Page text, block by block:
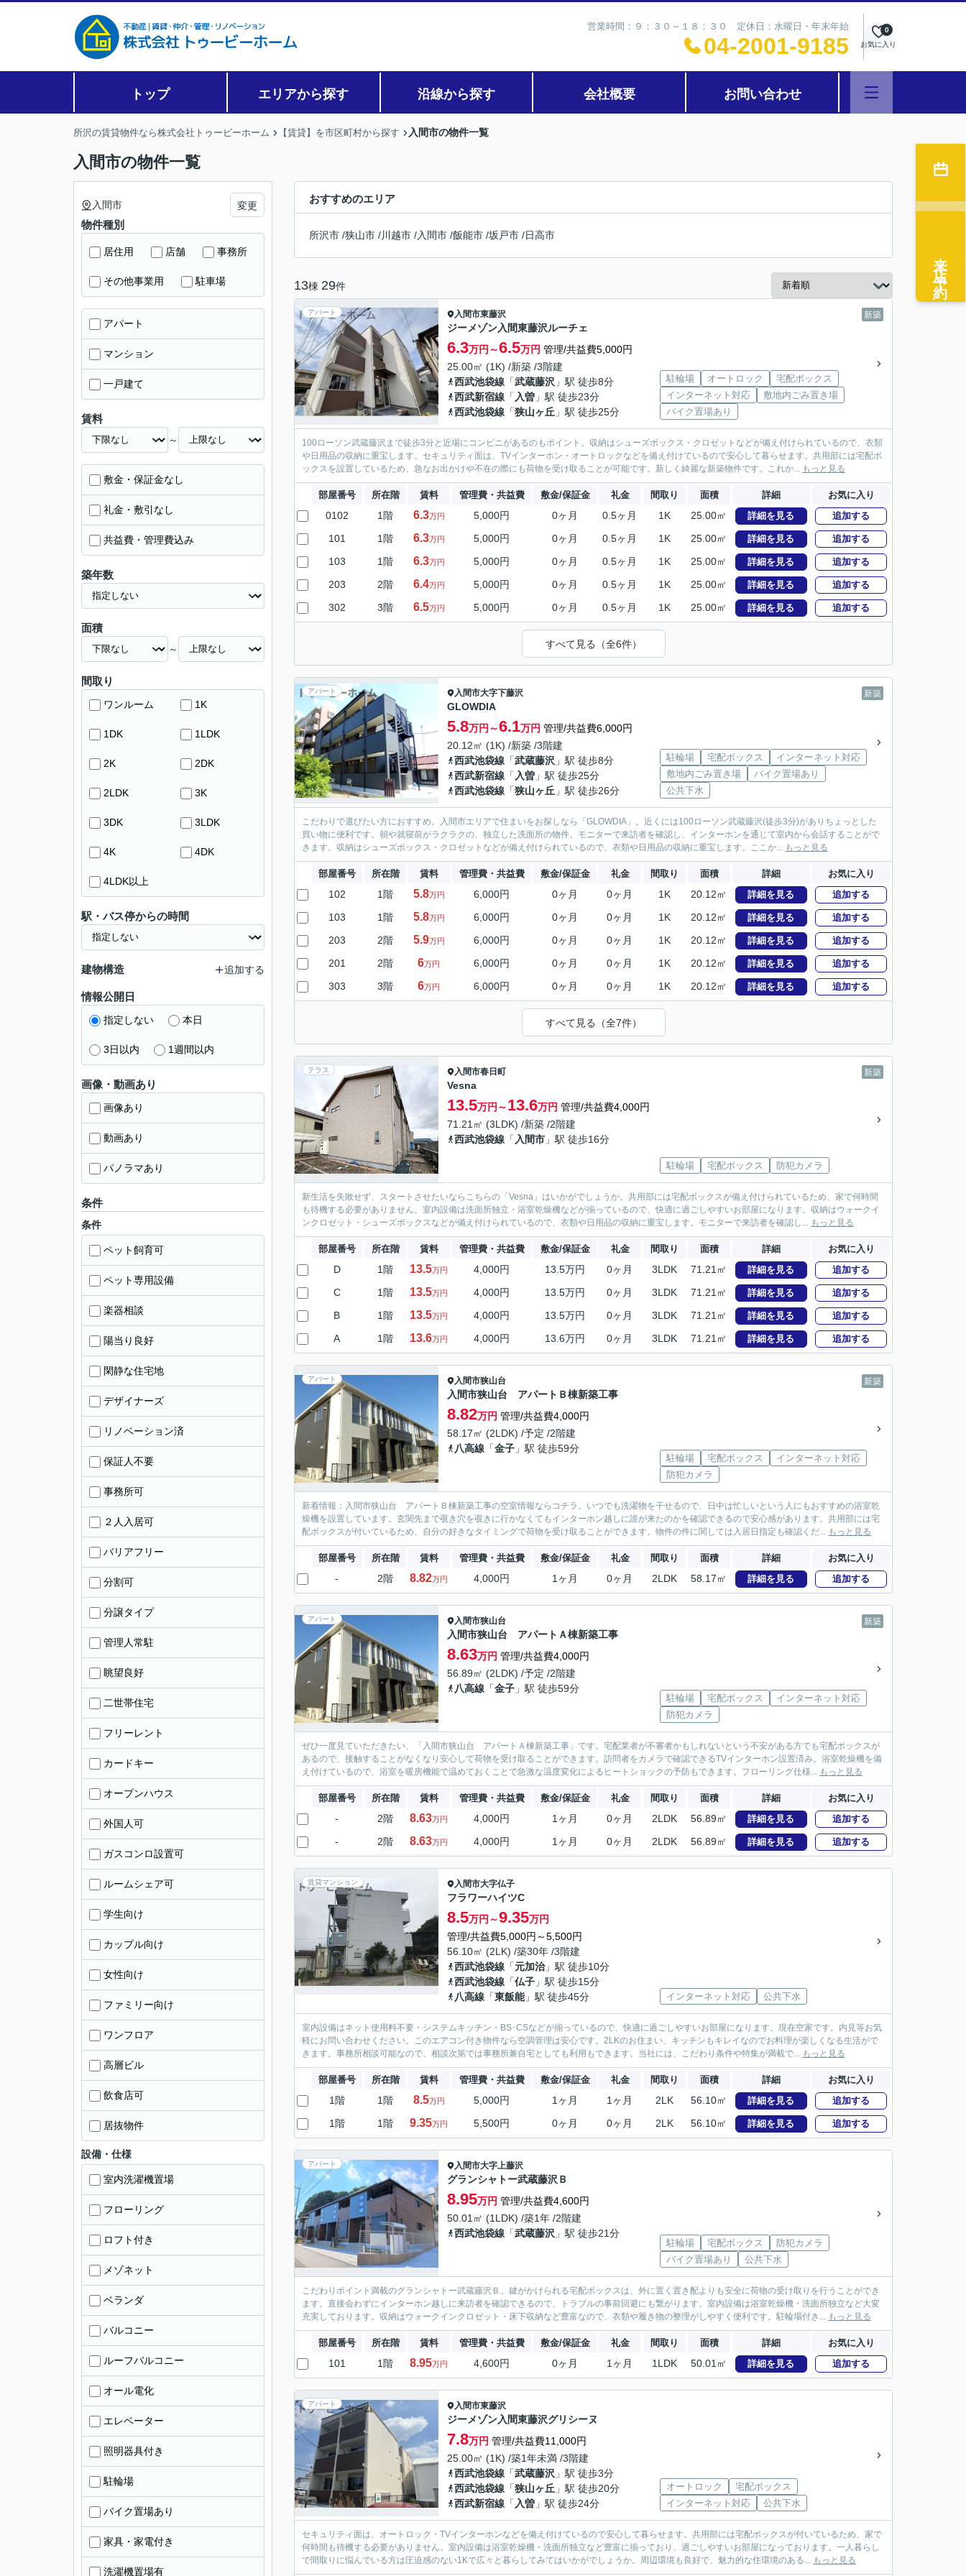
営業時間：９：３０～１８：３０ 定休日：水曜日・年末年始
04-2001-9185 お気に入り
0
トップ エリアから探す 沿線から探す 会社概要 お問い合わせ
所沢の賃貸物件なら株式会社トゥービーホーム 【賃貸】を市区町村から探す 入間市の物件一覧
入間市の物件一覧
おすすめのエリア
所沢市 /狭山市 /川越市 /入間市 /飯能市 /坂戸市 /日高市
13棟 29件
アパート 新築
入間市東藤沢
ジーメゾン入間東藤沢ルーチェ
6.3万円～6.5万円 管理/共益費5,000円
25.00㎡ (1K) /新築 /3階建
西武池袋線 「武蔵藤沢 」駅 徒歩8分
西武新宿線 「 入曽 」駅 徒歩23分
西武池袋線 「狭山ヶ丘 」駅 徒歩25分
駐輪場 オートロック
宅配ボックス
インターネット対応
敷地内ごみ置き場
バイク置場あり
100ローソン武蔵藤沢まで徒歩3分と近場にコンビニがあるのもポイント。収納はシューズボックス・クロゼットなどが備え付けられているので、衣類
や日用品の収納に重宝します。セキュリティ面は、TVインターホン・オートロックなどを備え付けているので安心して暮らせます。共用部には宅配ボ
ックスを設置しているため、急なお出かけや不在の際にも荷物を受け取ることが可能です。新しく綺麗な新築物件です。これか... もっと見る
部屋番号 所在階 賃料 管理費・共益費 敷金/保証金 礼金 間取り 面積 詳細 お気に入り
0102 1階 6.3万円 5,000円 0ヶ月 0.5ヶ月 1K 25.00㎡ 詳細を見る 追加する
101 1階 6.3万円 5,000円 0ヶ月 0.5ヶ月 1K 25.00㎡ 詳細を見る 追加する
103 1階 6.3万円 5,000円 0ヶ月 0.5ヶ月 1K 25.00㎡ 詳細を見る 追加する
203 2階 6.4万円 5,000円 0ヶ月 0.5ヶ月 1K 25.00㎡ 詳細を見る 追加する
302 3階 6.5万円 5,000円 0ヶ月 0.5ヶ月 1K 25.00㎡ 詳細を見る 追加する
すべて見る（全6件）
アパート 新築
入間市大字下藤沢
GLOWDIA
5.8万円～6.1万円 管理/共益費6,000円
20.12㎡ (1K) /新築 /3階建
西武池袋線 「武蔵藤沢 」駅 徒歩8分
西武新宿線 「 入曽 」駅 徒歩25分
西武池袋線 「狭山ヶ丘 」駅 徒歩26分
駐輪場 宅配ボックス
インターネット対応
敷地内ごみ置き場
バイク置場あり
公共下水
こだわりで選びたい方におすすめ。入間市エリアで住まいをお探しなら「GLOWDIA」。近くには100ローソン武蔵藤沢(徒歩3分)がありちょっとした
買い物に便利です。朝や就寝前がラクラクの、独立した洗面所の物件。モニターで来訪者を確認し、インターホンを通じて室内から会話することがで
きます。収納はシューズボックス・クロゼットなどが備え付けられているので、衣類や日用品の収納に重宝します。ここか... もっと見る
部屋番号 所在階 賃料 管理費・共益費 敷金/保証金 礼金 間取り 面積 詳細 お気に入り
102 1階 5.8万円 6,000円 0ヶ月 0ヶ月 1K 20.12㎡ 詳細を見る 追加する
103 1階 5.8万円 6,000円 0ヶ月 0ヶ月 1K 20.12㎡ 詳細を見る 追加する
203 2階 5.9万円 6,000円 0ヶ月 0ヶ月 1K 20.12㎡ 詳細を見る 追加する
201 2階 6万円 6,000円 0ヶ月 0ヶ月 1K 20.12㎡ 詳細を見る 追加する
303 3階 6万円 6,000円 0ヶ月 0ヶ月 1K 20.12㎡ 詳細を見る 追加する
すべて見る（全7件）
テラス 新築
入間市春日町
Vesna
13.5万円～13.6万円 管理/共益費4,000円
71.21㎡ (3LDK) /新築 /2階建
西武池袋線 「 入間市 」駅 徒歩16分
駐輪場 宅配ボックス 防犯カメラ
新生活を失敗せず、スタートさせたいならこちらの「Vesna」はいかがでしょうか。共用部には宅配ボックスが備え付けられているため、家で何時間
も待機する必要がありません。室内設備は洗面所独立・浴室乾燥機などが揃っているので、快適に過ごしやすいお部屋になります。収納はウォークイ
ンクロゼット・シューズボックスなどが備え付けられているので、衣類や日用品の収納に重宝します。モニターで来訪者を確認し... もっと見る
部屋番号 所在階 賃料 管理費・共益費 敷金/保証金 礼金 間取り 面積 詳細 お気に入り
D 1階 13.5万円 4,000円 13.5万円 0ヶ月 3LDK 71.21㎡ 詳細を見る 追加する
C 1階 13.5万円 4,000円 13.5万円 0ヶ月 3LDK 71.21㎡ 詳細を見る 追加する
B 1階 13.5万円 4,000円 13.5万円 0ヶ月 3LDK 71.21㎡ 詳細を見る 追加する
A 1階 13.6万円 4,000円 13.6万円 0ヶ月 3LDK 71.21㎡ 詳細を見る 追加する
アパート 新築
入間市狭山台
入間市狭山台 アパートＢ棟新築工事
8.82万円 管理/共益費4,000円
58.17㎡ (2LDK) /予定 /2階建
八高線 「金子 」駅 徒歩59分
駐輪場 宅配ボックス
インターネット対応
防犯カメラ
新着情報：入間市狭山台 アパートＢ棟新築工事の空室情報ならコチラ。いつでも洗濯物を干せるので、日中は忙しいという人にもおすすめの浴室乾
燥機を設置しています。玄関先まで覗き穴を覗きに行かなくてもインターホン越しに誰が来たのかを確認できるので安心感があります。共用部には宅
配ボックスが付いているため、自分の好きなタイミングで荷物を受け取ることができます。物件の件に関しては入居日指定も確認くだ... もっと見る
部屋番号 所在階 賃料 管理費・共益費 敷金/保証金 礼金 間取り 面積 詳細 お気に入り
- 2階 8.82万円 4,000円 1ヶ月 0ヶ月 2LDK 58.17㎡ 詳細を見る 追加する
アパート 新築
入間市狭山台
入間市狭山台 アパートＡ棟新築工事
8.63万円 管理/共益費4,000円
56.89㎡ (2LDK) /予定 /2階建
八高線 「金子 」駅 徒歩59分
駐輪場 宅配ボックス
インターネット対応
防犯カメラ
ぜひ一度見ていただきたい、「入間市狭山台 アパートＡ棟新築工事」です。宅配業者が不審者かもしれないという不安がある方でも宅配ボックスが
あるので、接触することがなくなり安心して荷物を受け取ることができます。訪問者をカメラで確認できるTVインターホン設置済み。浴室乾燥機を備
え付けているので、浴室を暖房機能で温めておくことで急激な温度変化によるヒートショックの予防もできます。フローリング仕様... もっと見る
部屋番号 所在階 賃料 管理費・共益費 敷金/保証金 礼金 間取り 面積 詳細 お気に入り
- 2階 8.63万円 4,000円 1ヶ月 0ヶ月 2LDK 56.89㎡ 詳細を見る 追加する
- 2階 8.63万円 4,000円 1ヶ月 0ヶ月 2LDK 56.89㎡ 詳細を見る 追加する
賃貸マンション 入間市大字仏子
フラワーハイツC
8.5万円～9.35万円
管理/共益費5,000円～5,500円
56.10㎡ (2LK) /築30年 /3階建
西武池袋線 「元加治」駅 徒歩10分
西武池袋線 「仏子 」駅 徒歩15分
八高線 「東飯能」駅 徒歩45分 インターネット対応 公共下水
室内設備はネット使用料不要・システムキッチン・BS･CSなどが揃っているので、快適に過ごしやすいお部屋になります。現在空家です。内見等お気
軽にお問い合わせください。このエアコン付き物件なら空調管理は安心です。2LKのお住まい、キッチンもキレイなのでお料理が楽しくなる生活がで
きます。事務所相談可能なので、相談次第では事務所兼自宅としても利用もできます。当社には、こだわり条件や特集が満載で... もっと見る
部屋番号 所在階 賃料 管理費・共益費 敷金/保証金 礼金 間取り 面積 詳細 お気に入り
1階 1階 8.5万円 5,000円 1ヶ月 1ヶ月 2LK 56.10㎡ 詳細を見る 追加する
1階 1階 9.35万円 5,500円 0ヶ月 0ヶ月 2LK 56.10㎡ 詳細を見る 追加する
アパート 入間市大字上藤沢
グランシャトー武蔵藤沢Ｂ
8.95万円 管理/共益費4,600円
50.01㎡ (1LDK) /築1年 /2階建
西武池袋線 「武蔵藤沢 」駅 徒歩21分
駐輪場 宅配ボックス
防犯カメラ
バイク置場あり
公共下水
こだわりポイント満載のグランシャトー武蔵藤沢Ｂ。鍵がかけられる宅配ボックスは、外に置く置き配よりも安全に荷物の受け取りを行うことができ
ます。直接会わずにインターホン越しに来訪者を確認できるので、トラブルの事前回避にも繋がります。室内設備は浴室乾燥機・洗面所独立など大変
充実しております。収納はウォークインクロゼット・床下収納など豊富なので、衣類や履き物の整理がしやすく便利です。駐輪場付き... もっと見る
部屋番号 所在階 賃料 管理費・共益費 敷金/保証金 礼金 間取り 面積 詳細 お気に入り
101 1階 8.95万円 4,600円 0ヶ月 1ヶ月 1LDK 50.01㎡ 詳細を見る 追加する
アパート 入間市東藤沢
ジーメゾン入間東藤沢グリシーヌ
7.8万円 管理/共益費11,000円
25.00㎡ (1K) /築1年未満 /3階建
西武池袋線 「武蔵藤沢 」駅 徒歩3分
西武池袋線 「狭山ヶ丘 」駅 徒歩20分
西武新宿線 「 入曽 」駅 徒歩24分
オートロック
宅配ボックス
インターネット対応
公共下水
セキュリティ面は、オートロック・TVインターホンなどを備え付けているので安心して暮らせます。共用部には宅配ボックスが付いているため、家で
何時間も待機する必要がありません。室内設備は浴室乾燥機・洗面所独立など豊富に揃っており、過ごしやすいお部屋になっております。一人暮らし
で間取りに悩んでいる方は圧迫感のない1Kで広々と暮らしてみてはいかがでしょうか。周辺環境も良好で、魅力的な住環境のある... もっと見る
入間市 変更
物件種別
居住用 店舗 事務所
その他事業用 駐車場
アパート
マンション
一戸建て
賃料
～
敷金・保証金なし
礼金・敷引なし
共益費・管理費込み
築年数
面積
～
間取り
ワンルーム 1K
1DK 1LDK
2K 2DK
2LDK 3K
3DK 3LDK
4K 4DK
4LDK以上
駅・バス停からの時間
建物構造 追加する
情報公開日
指定しない 本日
3日以内 1週間以内
画像・動画あり
画像あり
動画あり
パノラマあり
条件
条件
ペット飼育可
ペット専用設備
楽器相談
陽当り良好
閑静な住宅地
デザイナーズ
リノベーション済
保証人不要
事務所可
２人入居可
バリアフリー
分割可
分譲タイプ
管理人常駐
眺望良好
二世帯住宅
フリーレント
カードキー
オープンハウス
外国人可
ガスコンロ設置可
ルームシェア可
学生向け
カップル向け
女性向け
ファミリー向け
ワンフロア
高層ビル
飲食店可
居抜物件
設備・仕様
室内洗濯機置場
フローリング
ロフト付き
メゾネット
ベランダ
バルコニー
ルーフバルコニー
オール電化
エレベーター
照明器具付き
駐輪場
バイク置場あり
家具・家電付き
洗濯機置場有
来店予約